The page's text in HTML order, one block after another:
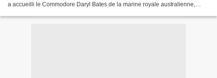
a accueilli le Commodore Daryl Bates de la marine royale australienne,